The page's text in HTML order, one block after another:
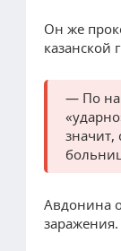
Он же
казанской
— По
значит,
Авдонина
заражения.